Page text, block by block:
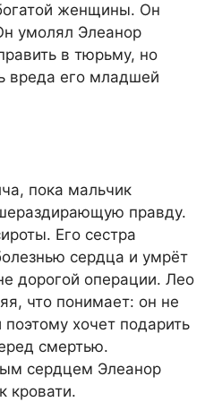
женщины. Он
умолял Элеанор
в тюрьму, но
вреда его младшей
пока мальчик
правду.
Его сестра
сердца и умрёт
дорогой операции. Лео
что понимает: он не
хочет подарить
смертью.
сердцем Элеанор
кровати.